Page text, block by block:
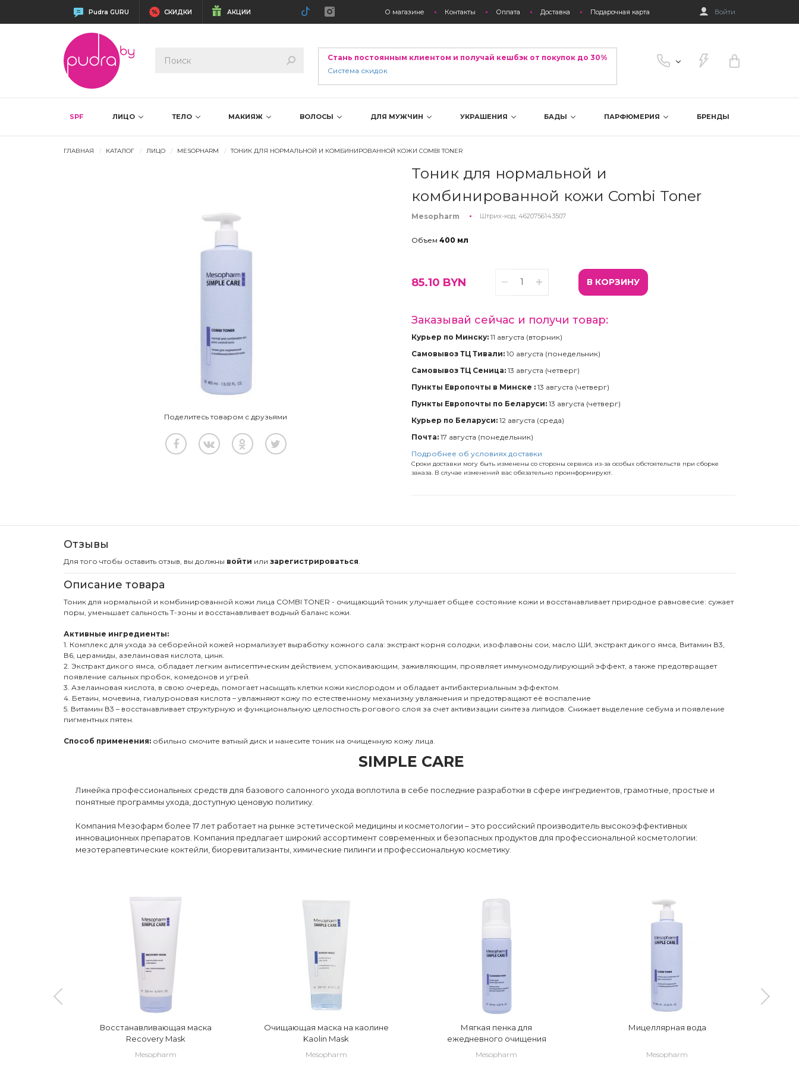
Pudra GURU СКИДКИ АКЦИИ О магазине Контакты Оплата Доставка Подарочная карта Войти
Стань постоянным клиентом и получай кешбэк от покупок до 30%
Система скидок
SPF ЛИЦО ТЕЛО МАКИЯЖ ВОЛОСЫ ДЛЯ МУЖЧИН УКРАШЕНИЯ БАДЫ ПАРФЮМЕРИЯ БРЕНДЫ
ГЛАВНАЯ КАТАЛОГ ЛИЦО MESOPHARM ТОНИК ДЛЯ НОРМАЛЬНОЙ И КОМБИНИРОВАННОЙ КОЖИ COMBI TONER
Поделитесь товаром с друзьями
Тоник для нормальной и
комбинированной кожи Combi Toner
Mesopharm Штрих-код: 4620756143507
Объем 400 мл
85.10 BYN В КОРЗИНУ
Заказывай сейчас и получи товар:
Курьер по Минску: 11 августа (вторник)
Самовывоз ТЦ Тивали: 10 августа (понедельник)
Самовывоз ТЦ Сеница: 13 августа (четверг)
Пункты Европочты в Минске : 13 августа (четверг)
Пункты Европочты по Беларуси: 13 августа (четверг)
Курьер по Беларуси: 12 августа (среда)
Почта: 17 августа (понедельник)
Подробнее об условиях доставки
Сроки доставки могу быть изменены со стороны сервиса из-за особых обстоятельств при сборке
заказа. В случае изменений вас обязательно проинформируют.
Отзывы
Для того чтобы оставить отзыв, вы должны войти или зарегистрироваться
Описание товара
Тоник для нормальной и комбинированной кожи лица COMBI TONER - очищающий тоник улучшает общее состояние кожи и восстанавливает природное равновесие: сужает
поры, уменьшает сальность Т-зоны и восстанавливает водный баланс кожи.
Активные ингредиенты:
1. Комплекс для ухода за себорейной кожей нормализует выработку кожного сала: экстракт корня солодки, изофлавоны сои, масло ШИ, экстракт дикого ямса, Витамин В3,
В6, церамиды, азелаиновая кислота, цинк.
2. Экстракт дикого ямса, обладает легким антисептическим действием, успокаивающим, заживляющим, проявляет иммуномодулирующий эффект, а также предотвращает
появление сальных пробок, комедонов и угрей.
3. Азелаиновая кислота, в свою очередь, помогает насыщать клетки кожи кислородом и обладает антибактериальным эффектом.
4. Бетаин, мочевина, гиалуроновая кислота – увлажняют кожу по естественному механизму увлажнения и предотвращают её воспаление
5. Витамин В3 – восстанавливает структурную и функциональную целостность рогового слоя за счет активизации синтеза липидов. Снижает выделение себума и появление
пигментных пятен.
Способ применения: обильно смочите ватный диск и нанесите тоник на очищенную кожу лица.
SIMPLE CARE
Линейка профессиональных средств для базового салонного ухода воплотила в себе последние разработки в сфере ингредиентов, грамотные, простые и
понятные программы ухода, доступную ценовую политику.
Компания Мезофарм более 17 лет работает на рынке эстетической медицины и косметологии – это российский производитель высокоэффективных
инновационных препаратов. Компания предлагает широкий ассортимент современных и безопасных продуктов для профессиональной косметологии:
мезотерапевтические коктейли, биоревитализанты, химические пилинги и профессиональную косметику.
Восстанавливающая маска
Recovery Mask
Mesopharm
Очищающая маска на каолине
Kaolin Mask
Mesopharm
Мягкая пенка для
ежедневного очищения
Mesopharm
Мицеллярная вода
Mesopharm